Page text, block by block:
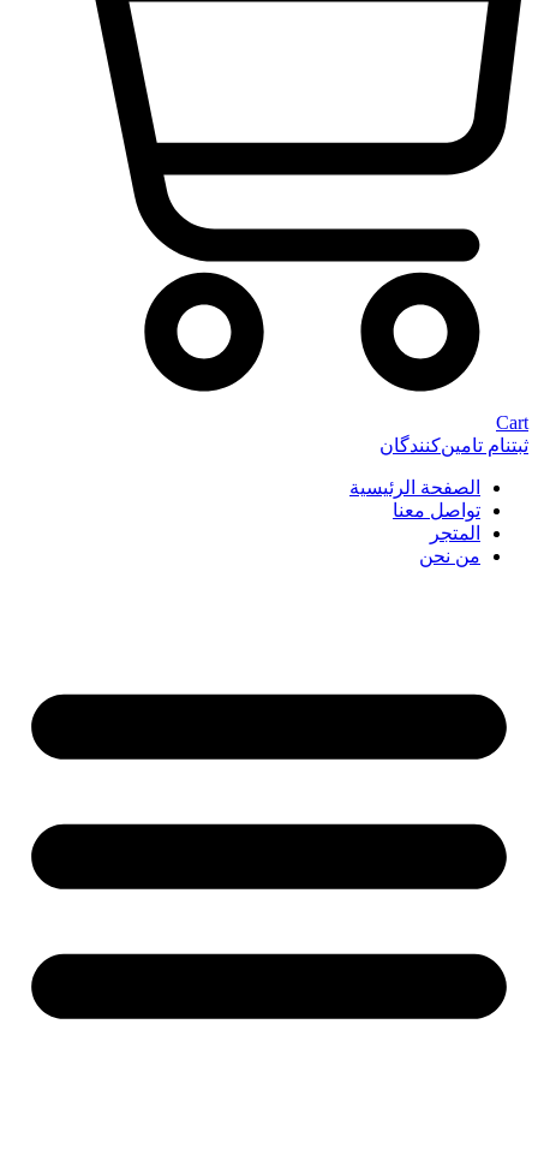
Cart
ثبتنام تامین‌کنندگان
الصفحة الرئيسية
تواصل معنا
المتجر
من نحن